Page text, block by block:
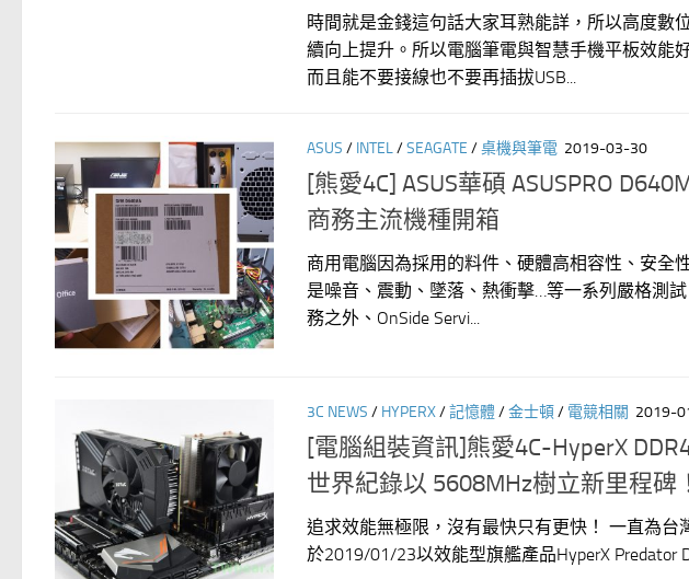
時間就是金錢這句話大家耳熟能詳，所以高度數
續向上提升。所以電腦筆電與智慧手機平板效能
而且能不要接線也不要再插拔USB...
ASUS / INTEL/SEAGATE /桌機與筆電 2019-03-30
[熊愛4C] ASUS華碩 ASUSPRO
商務主流機種開箱
商用電腦因為採用的料件、硬體高相容性、安全
是噪音、震動、墜落、熱衝擊…等一系列嚴格測
務之外、OnSide Servi...
3C NEWS / HYPERX/記憶體/金士頓/ 電競相關 2019-
[電腦組裝資訊]熊愛4C-HyperX
世界紀錄以 5608MHz樹立新里程碑
追求效能無極限，沒有最快只有更快！ 一直為台
於2019/01/23以效能型旗艦產品HyperX Predator